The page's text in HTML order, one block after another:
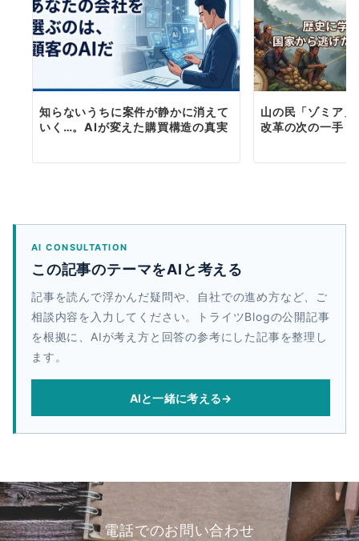
知らないうちに案件が静かに消えて
いく…。AIが変えた購買構造の真実
山の民「ゾミア
改革の次の一手
AI CONSULTATION
この記事のテーマをAIと考える
記事を読んで浮かんだ疑問や、自社での進め方など、ご
相談内容を入力してください。トライツBlogの公開記事
を根拠に、AIが考え方と回答の参考にした記事を整理し
ます。
AIと一緒に考える→
電話でのお問い合わせ